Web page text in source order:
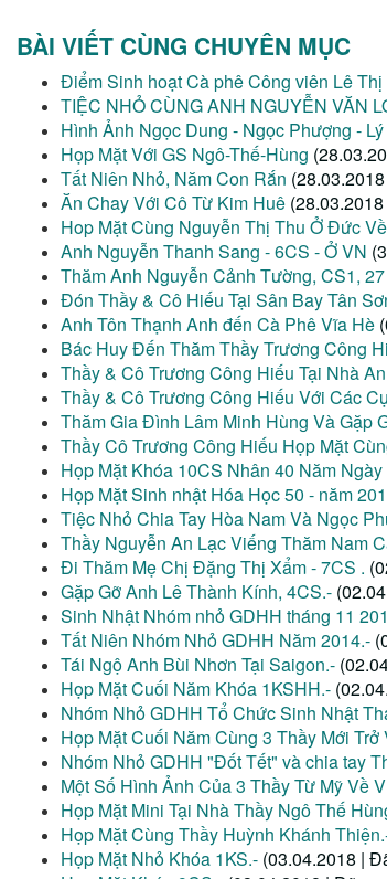
BÀI VIẾT CÙNG CHUYÊN MỤC
Điểm Sinh hoạt Cà phê Công viên Lê
TIỆC NHỎ CÙNG ANH NGUYỄN VĂN
Hình Ảnh Ngọc Dung - Ngọc Phượng -
Họp Mặt Với GS Ngô-Thế-Hùng
Tất Niên Nhỏ, Năm Con Rắn
Ăn Chay Với Cô Từ Kim Huê
Hop Mặt Cùng Nguyễn Thị Thu Ở Đức Về
Anh Nguyễn Thanh Sang - 6CS - Ở VN
Thăm Anh Nguyễn Cảnh Tường, CS1,
Đón Thầy & Cô Hiếu Tại Sân Bay Tân
Anh Tôn Thạnh Anh đến Cà Phê Vĩa Hè
Bác Huy Đến Thăm Thầy Trương Công
Thầy & Cô Trương Công Hiếu Tại Nhà
Thầy & Cô Trương Công Hiếu Với Các
Thăm Gia Đình Lâm Minh Hùng Và Gặp
Thầy Cô Trương Công Hiếu Họp Mặt
Họp Mặt Khóa 10CS Nhân 40 Năm
Họp Mặt Sinh nhật Hóa Học 50 - năm
Tiệc Nhỏ Chia Tay Hòa Nam Và Ngọc
Thầy Nguyễn An Lạc Viếng Thăm Nam
Đi Thăm Mẹ Chị Đặng Thị Xẩm - 7CS .
Gặp Gỡ Anh Lê Thành Kính, 4CS.-
Sinh Nhật Nhóm nhỏ GDHH tháng 11
Tất Niên Nhóm Nhỏ GDHH Năm 2014.-
Tái Ngộ Anh Bùi Nhơn Tại Saigon.-
Họp Mặt Cuối Năm Khóa 1KSHH.-
Nhóm Nhỏ GDHH Tổ Chức Sinh Nhật
Họp Mặt Cuối Năm Cùng 3 Thầy Mới Trở
Nhóm Nhỏ GDHH "Đốt Tết" và chia tay
Một Số Hình Ảnh Của 3 Thầy Từ Mỹ Về
Họp Mặt Mini Tại Nhà Thầy Ngô Thế
Họp Mặt Cùng Thầy Huỳnh Khánh
Họp Mặt Nhỏ Khóa 1KS.- (03.04.2018 |